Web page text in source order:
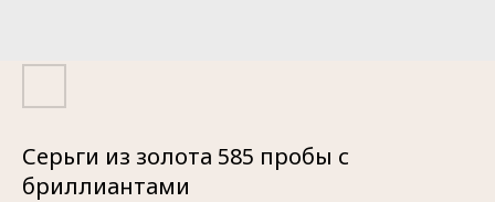
Серьги из золота 585 пробы с
бриллиантами